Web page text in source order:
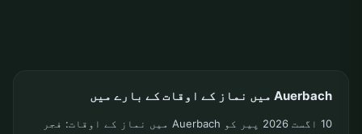
Auerbach میں نماز کے اوقات کے بارے میں
10 اگست 2026 پیر کو Auerbach میں نماز کے اوقات: فجر